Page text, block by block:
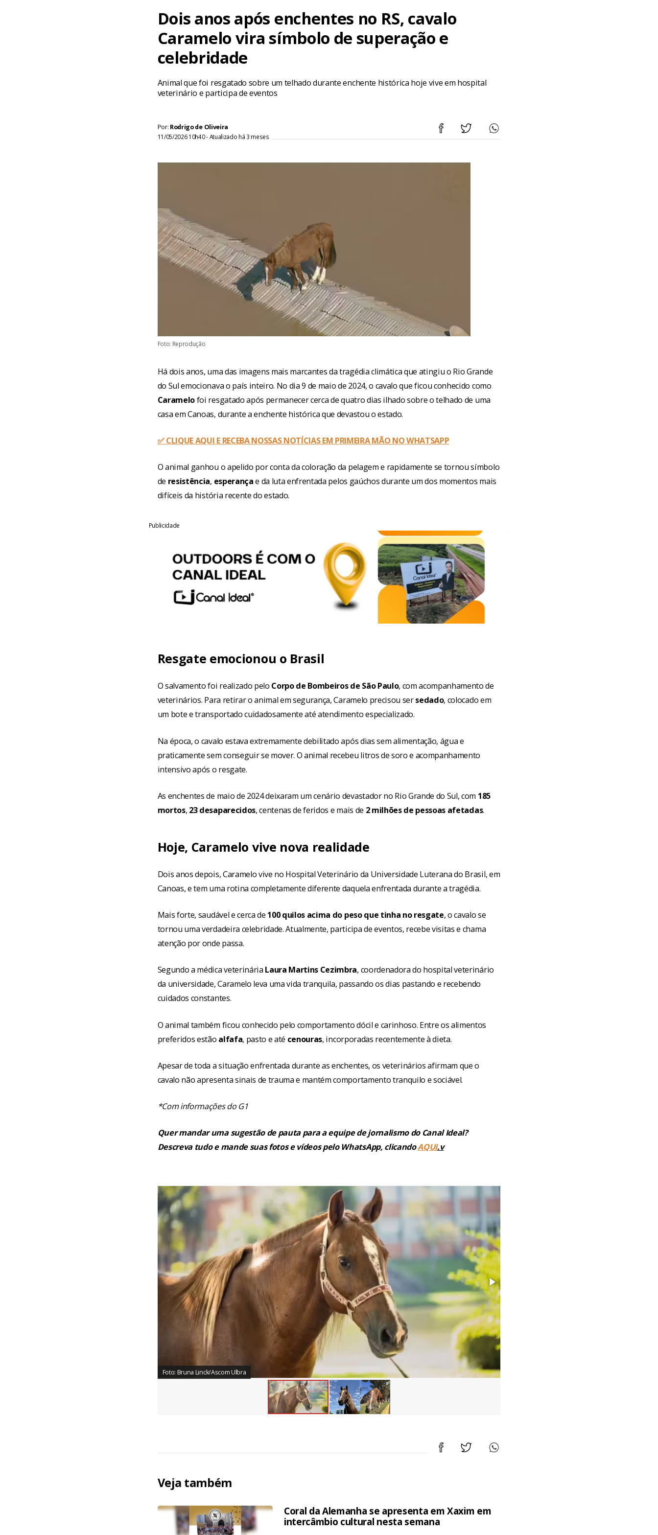
Dois anos após enchentes no RS, cavalo
Caramelo vira símbolo de superação e
celebridade
Animal que foi resgatado sobre um telhado durante enchente histórica hoje vive em hospital
veterinário e participa de eventos
Por: Rodrigo de Oliveira
11/05/2026 10h40 - Atualizado há 3 meses
Foto: Reprodução
Há dois anos, uma das imagens mais marcantes da tragédia climática que atingiu o Rio Grande
do Sul emocionava o país inteiro. No dia 9 de maio de 2024, o cavalo que ficou conhecido como
Caramelofoi resgatado após permanecer cerca de quatro dias ilhado sobre o telhado de uma
casa em Canoas, durante a enchente histórica que devastou o estado.
✅ CLIQUE AQUI E RECEBA NOSSAS NOTÍCIAS EM PRIMEIRA MÃO NO WHATSAPP
O animal ganhou o apelido por conta da coloração da pelagem e rapidamente se tornou símbolo
de resistência, esperançae da luta enfrentada pelos gaúchos durante um dos momentos mais
difíceis da história recente do estado.
Publicidade
Resgate emocionou o Brasil
O salvamento foi realizado pelo Corpo de Bombeiros de São Paulo, com acompanhamento de
veterinários. Para retirar o animal em segurança, Caramelo precisou sersedado, colocado em
um bote e transportado cuidadosamente até atendimento especializado.
Na época, o cavalo estava extremamente debilitado após dias sem alimentação, água e
praticamente sem conseguir se mover. O animal recebeu litros de soro e acompanhamento
intensivo após o resgate.
As enchentes de maio de 2024 deixaram um cenário devastador no Rio Grande do Sul, com 185
mortos, 23 desaparecidos, centenas de feridos e mais de 2 milhões de pessoas afetadas.
Hoje, Caramelo vive nova realidade
Dois anos depois, Caramelo vive no Hospital Veterinário da Universidade Luterana do Brasil, em
Canoas, e tem uma rotina completamente diferente daquela enfrentada durante a tragédia.
Mais forte, saudável e cerca de 100 quilos acima do peso que tinha no resgate, o cavalo se
tornou uma verdadeira celebridade. Atualmente, participa de eventos, recebe visitas e chama
atenção por onde passa.
Segundo a médica veterinária Laura Martins Cezimbra, coordenadora do hospital veterinário
da universidade, Caramelo leva uma vida tranquila, passando os dias pastando e recebendo
cuidados constantes.
O animal também ficou conhecido pelo comportamento dócil e carinhoso. Entre os alimentos
preferidos estão alfafa, pasto e até cenouras, incorporadas recentemente à dieta.
Apesar de toda a situação enfrentada durante as enchentes, os veterinários afirmam que o
cavalo não apresenta sinais de trauma e mantém comportamento tranquilo e sociável.
*Com informações do G1
Quer mandar uma sugestão de pauta para a equipe de jornalismo do Canal Ideal?
Descreva tudo e mande suas fotos e vídeos pelo WhatsApp, clicandoAQUI.v
Foto: Bruna Linck/Ascom Ulbra
Veja também
Coral da Alemanha se apresenta em Xaxim em
intercâmbio cultural nesta semana